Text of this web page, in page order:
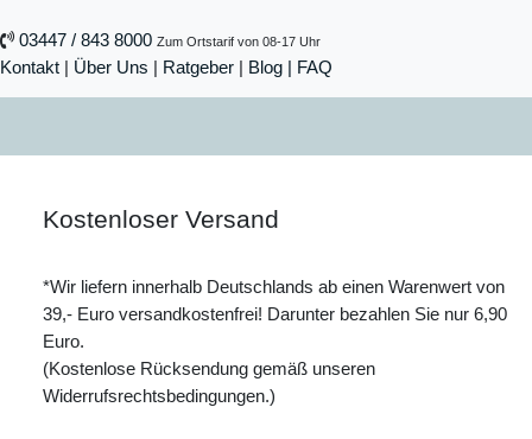
03447 / 843 8000 Zum Ortstarif von 08-17 Uhr
Kontakt | Über Uns | Ratgeber | Blog | FAQ
Kostenloser Versand
*Wir liefern innerhalb Deutschlands ab einen Warenwert von
39,- Euro versandkostenfrei! Darunter bezahlen Sie nur 6,90
Euro.
(Kostenlose Rücksendung gemäß unseren
Widerrufsrechtsbedingungen.)